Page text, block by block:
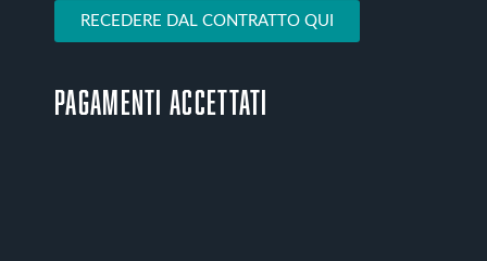
RECEDERE DAL CONTRATTO QUI
Pagamenti accettati